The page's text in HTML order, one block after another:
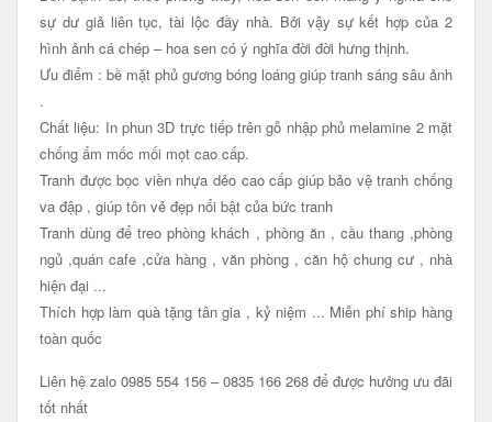
sự dư giả liên tục, tài lộc đầy nhà. Bởi vậy sự kết hợp của 2
hình ảnh cá chép – hoa sen có ý nghĩa đời đời hưng thịnh.
Ưu điểm : bề mặt phủ gương bóng loáng giúp tranh sáng sâu ảnh
.
Chất liệu: In phun 3D trực tiếp trên gỗ nhập phủ melamine 2 mặt
chống ẩm mốc mối mọt cao cấp.
Tranh được bọc viền nhựa dẻo cao cấp giúp bảo vệ tranh chống
va đập , giúp tôn vẻ đẹp nổi bật của bức tranh
Tranh dùng để treo phòng khách , phòng ăn , cầu thang ,phòng
ngủ ,quán cafe ,cửa hàng , văn phòng , căn hộ chung cư , nhà
hiện đại ...
Thích hợp làm quà tặng tân gia , kỷ niệm ... Miễn phí ship hàng
toàn quốc
Liên hệ zalo 0985 554 156 – 0835 166 268 để được hưởng ưu đãi
tốt nhất